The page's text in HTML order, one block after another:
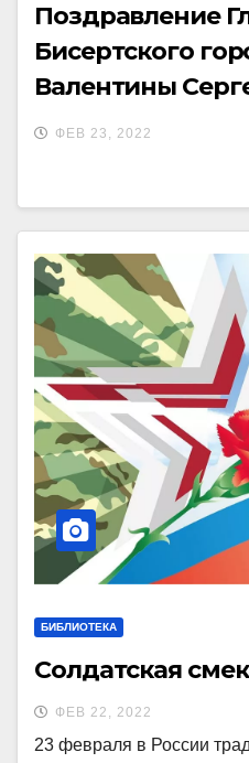
Поздравление
Бисертского
Валентины
Суровцевой с
ФЕВ 23, 2022
БИБЛИОТЕКА
Солдатская
ФЕВ 22, 2022
23 февраля в России